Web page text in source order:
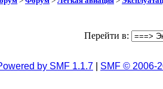
Перейти в:
by SMF 1.1.7 SMF © 2006-